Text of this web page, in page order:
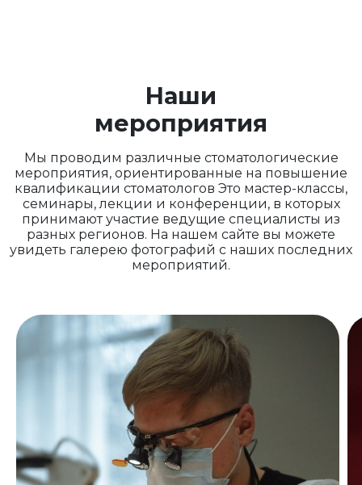
Наши
мероприятия
Мы проводим различные стоматологические
мероприятия, ориентированные на повышение
квалификации стоматологов Это мастер-классы,
семинары, лекции и конференции, в которых
принимают участие ведущие специалисты из
разных регионов. На нашем сайте вы можете
увидеть галерею фотографий с наших последних
мероприятий.